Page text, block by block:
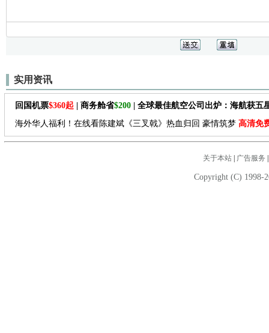
实用资讯
回国机票$360起 | 商务舱省$200 | 全球最佳航空公司出炉：海航获五
海外华人福利！在线看陈建斌《三叉戟》热血归回 豪情筑梦 高清免
关于本站| 广告服务
Copyright (C) 1998-